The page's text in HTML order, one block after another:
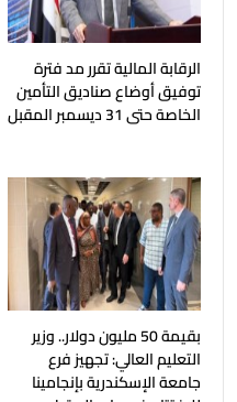
الرقابة المالية تقرر مد فترة
توفيق أوضاع صناديق التأمين
الخاصة حتى 31 ديسمبر المقبل
بقيمة 50 مليون دولار.. وزير
التعليم العالي: تجهيز فرع
جامعة الإسكندرية بإنجامينا